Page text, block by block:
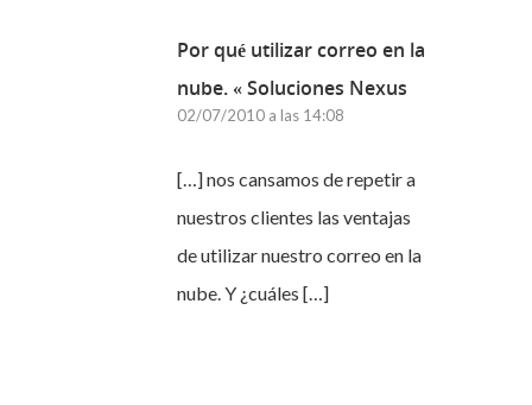
Por qué utilizar correo en la
nube. « Soluciones Nexus
02/07/2010 a las 14:08
[…] nos cansamos de repetir a
nuestros clientes las ventajas
de utilizar nuestro correo en la
nube. Y ¿cuáles […]